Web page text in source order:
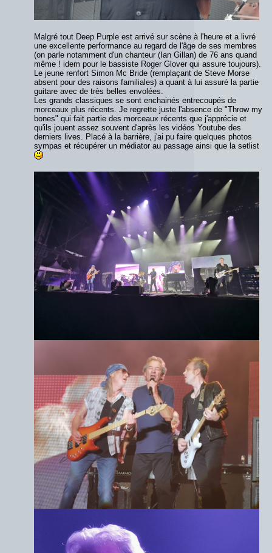
Malgré tout Deep Purple est arrivé sur scène à l'heure et a livré
une excellente performance au regard de l'âge de ses membres
(on parle notamment d'un chanteur (Ian Gillan) de 76 ans quand
même ! idem pour le bassiste Roger Glover qui assure toujours).
Le jeune renfort Simon Mc Bride (remplaçant de Steve Morse
absent pour des raisons familiales) a quant à lui assuré la partie
guitare avec de très belles envolées.
Les grands classiques se sont enchainés entrecoupés de
morceaux plus récents. Je regrette juste l'absence de "Throw my
bones" qui fait partie des morceaux récents que j'apprécie et
qu'ils jouent assez souvent d'après les vidéos Youtube des
derniers lives. Placé à la barrière, j'ai pu faire quelques photos
sympas et récupérer un médiator au passage ainsi que la setlist